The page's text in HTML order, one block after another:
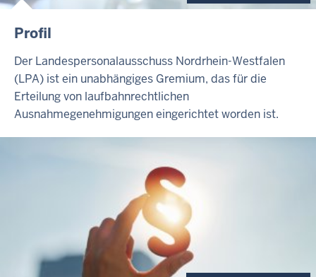
Profil
Der Landespersonalausschuss Nordrhein-Westfalen
(LPA) ist ein unabhängiges Gremium, das für die
Erteilung von laufbahnrechtlichen
Ausnahmegenehmigungen eingerichtet worden ist.